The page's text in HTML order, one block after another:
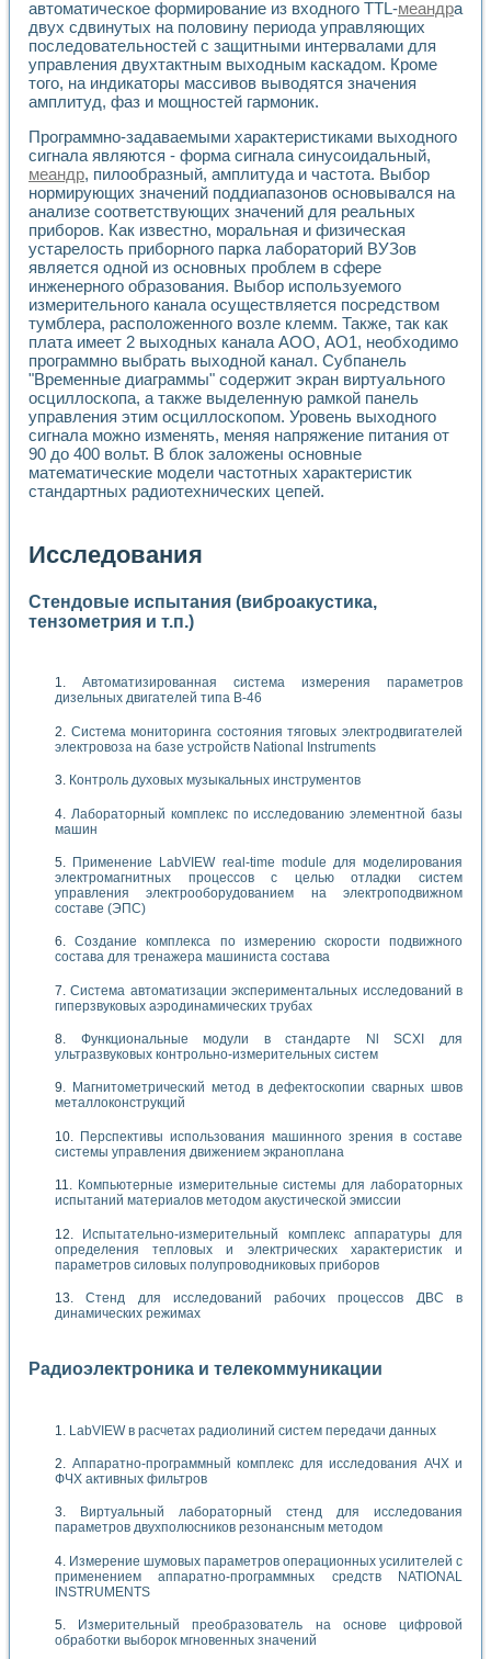
автоматическое формирование из входного TTL-меандра
двух сдвинутых на половину периода управляющих
последовательностей с защитными интервалами для
управления двухтактным выходным каскадом. Кроме
того, на индикаторы массивов выводятся значения
амплитуд, фаз и мощностей гармоник.
Программно-задаваемыми характеристиками выходного
сигнала являются - форма сигнала синусоидальный,
меандр, пилообразный, амплитуда и частота. Выбор
нормирующих значений поддиапазонов основывался на
анализе соответствующих значений для реальных
приборов. Как известно, моральная и физическая
устарелость приборного парка лабораторий ВУЗов
является одной из основных проблем в сфере
инженерного образования. Выбор используемого
измерительного канала осуществляется посредством
тумблера, расположенного возле клемм. Также, так как
плата имеет 2 выходных канала АОО, АО1, необходимо
программно выбрать выходной канал. Субпанель
"Временные диаграммы" содержит экран виртуального
осциллоскопа, а также выделенную рамкой панель
управления этим осциллоскопом. Уровень выходного
сигнала можно изменять, меняя напряжение питания от
90 до 400 вольт. В блок заложены основные
математические модели частотных характеристик
стандартных радиотехнических цепей.
Исследования
Стендовые испытания (виброакустика,
тензометрия и т.п.)
Автоматизированная система измерения параметров
дизельных двигателей типа В-46
Система мониторинга состояния тяговых электродвигателей
электровоза на базе устройств National Instruments
Контроль духовых музыкальных инструментов
Лабораторный комплекс по исследованию элементной базы
машин
Применение LabVIEW real-time module для моделирования
электромагнитных процессов с целью отладки систем
управления электрооборудованием на электроподвижном
составе (ЭПС)
Создание комплекса по измерению скорости подвижного
состава для тренажера машиниста состава
Система автоматизации экспериментальных исследований в
гиперзвуковых аэродинамических трубах
Функциональные модули в стандарте Nl SCXI для
ультразвуковых контрольно-измерительных систем
Магнитометрический метод в дефектоскопии сварных швов
металлоконструкций
Перспективы использования машинного зрения в составе
системы управления движением экраноплана
Компьютерные измерительные системы для лабораторных
испытаний материалов методом акустической эмиссии
Испытательно-измерительный комплекс аппаратуры для
определения тепловых и электрических характеристик и
параметров силовых полупроводниковых приборов
Стенд для исследований рабочих процессов ДВС в
динамических режимах
Радиоэлектроника и телекоммуникации
LabVIEW в расчетах радиолиний систем передачи данных
Аппаратно-программный комплекс для исследования АЧХ и
ФЧХ активных фильтров
Виртуальный лабораторный стенд для исследования
параметров двухполюсников резонансным методом
Измерение шумовых параметров операционных усилителей с
применением аппаратно-программных средств NATIONAL
INSTRUMENTS
Измерительный преобразователь на основе цифровой
обработки выборок мгновенных значений